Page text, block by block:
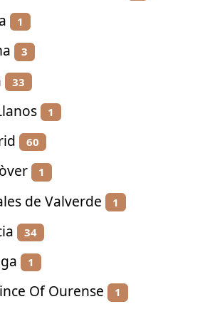
1
3
33
1
60
1
de Valverde 1
34
1
Of Ourense 1